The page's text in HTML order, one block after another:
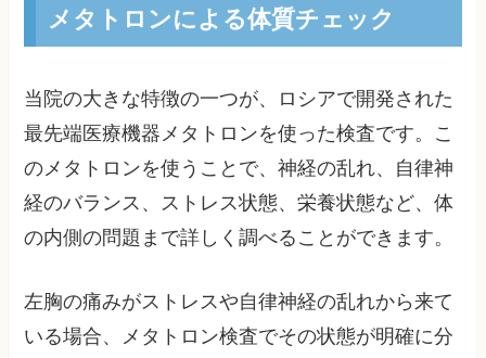
メタトロンによる体質チェック
当院の大きな特徴の一つが、ロシアで開発された
最先端医療機器メタトロンを使った検査です。こ
のメタトロンを使うことで、神経の乱れ、自律神
経のバランス、ストレス状態、栄養状態など、体
の内側の問題まで詳しく調べることができます。
左胸の痛みがストレスや自律神経の乱れから来て
いる場合、メタトロン検査でその状態が明確に分